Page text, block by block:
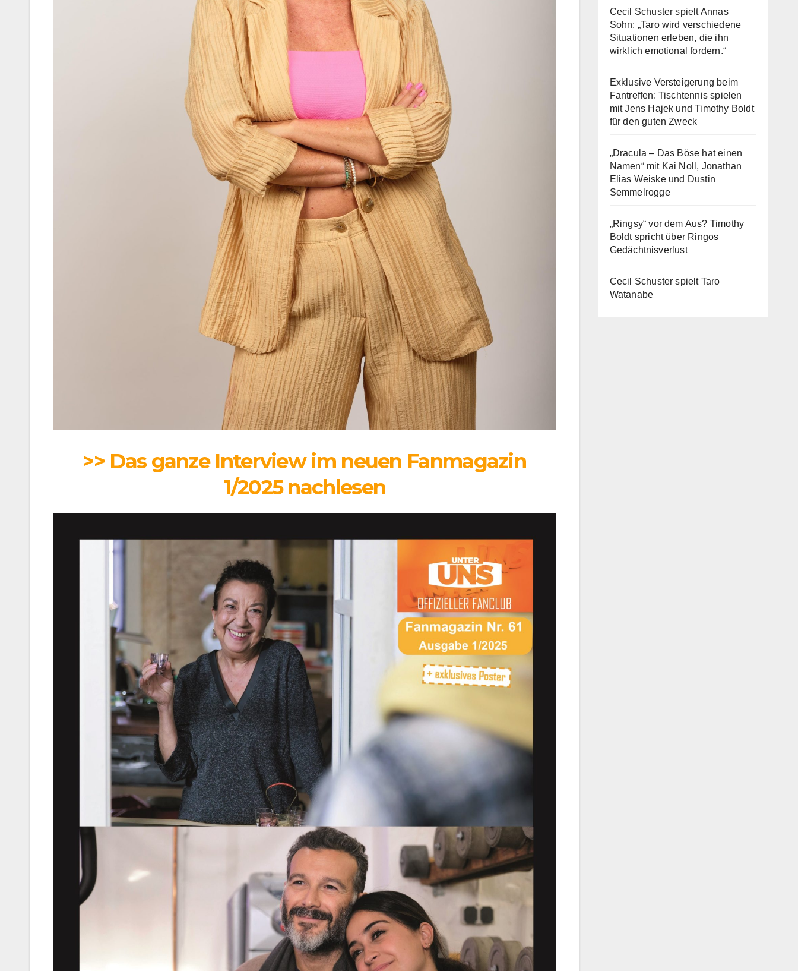
>> Das ganze Interview im neuen Fanmagazin
1/2025 nachlesen
Cecil Schuster spielt Annas
Sohn: „Taro wird verschiedene
Situationen erleben, die ihn
wirklich emotional fordern.“
Exklusive Versteigerung beim
Fantreffen: Tischtennis spielen
mit Jens Hajek und Timothy Boldt
für den guten Zweck
„Dracula – Das Böse hat einen
Namen“ mit Kai Noll, Jonathan
Elias Weiske und Dustin
Semmelrogge
„Ringsy“ vor dem Aus? Timothy
Boldt spricht über Ringos
Gedächtnisverlust
Cecil Schuster spielt Taro
Watanabe